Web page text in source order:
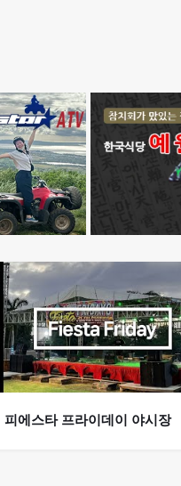
피에스타 프라이데이 야시장